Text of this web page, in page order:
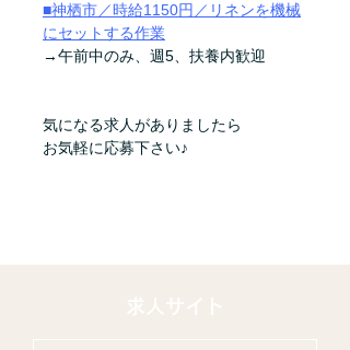
■神栖市／時給1150円／リネンを機械
にセットする作業
→午前中のみ、週5、扶養内歓迎
気になる求人がありましたら
お気軽に応募下さい♪